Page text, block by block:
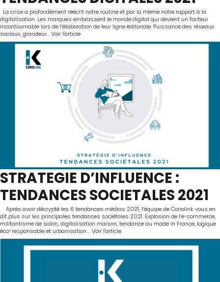
La crise a profondément réécrit notre routine et par la même notre rapport à la
digitalisation. Les marques embrassent le monde digital qui devient un facteur
incontournable lors de l’élaboration de leur ligne éditoriale. Puissance des réseaux
sociaux, grandeur...Voir l'article
STRATEGIE D’INFLUENCE :
TENDANCES SOCIETALES 2021
Après avoir décrypté les 6 tendances médias 2021, l’équipe de Coriolink vous en
dit plus sur les principales tendances sociétales 2021. Explosion de l’e-commerce,
militantisme de salon, digitalisation maison, tendance au made in France, logique
éco-responsable et urbanisation....Voir l'article